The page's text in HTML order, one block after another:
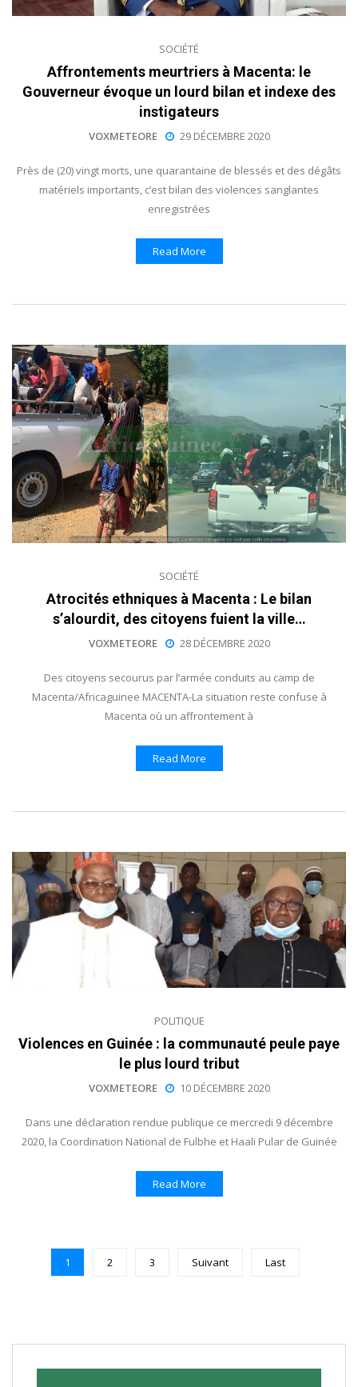
SOCIÉTÉ
Affrontements meurtriers à Macenta: le
Gouverneur évoque un lourd bilan et indexe des
instigateurs
VOXMETEORE 29 DÉCEMBRE 2020
Près de (20) vingt morts, une quarantaine de blessés et des dégâts
matériels importants, c’est bilan des violences sanglantes
enregistrées
Read More
SOCIÉTÉ
Atrocités ethniques à Macenta : Le bilan
s’alourdit, des citoyens fuient la ville…
VOXMETEORE 28 DÉCEMBRE 2020
Des citoyens secourus par l’armée conduits au camp de
Macenta/Africaguinee MACENTA-La situation reste confuse à
Macenta où un affrontement à
Read More
POLITIQUE
Violences en Guinée : la communauté peule paye
le plus lourd tribut
VOXMETEORE 10 DÉCEMBRE 2020
Dans une déclaration rendue publique ce mercredi 9 décembre
2020, la Coordination National de Fulbhe et Haali Pular de Guinée
Read More
1 2 3 Suivant Last